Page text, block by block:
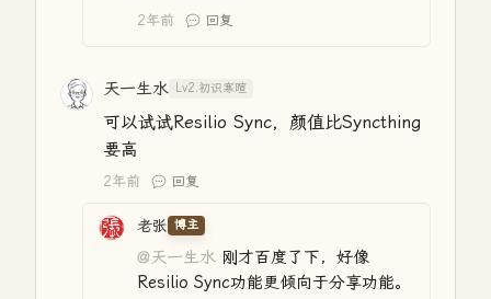
2年前 回复
天一生水 Lv2.初识寒暄
可以试试Resilio Sync，颜值比Syncthing
要高
2年前 回复
老张 博主
@天一生水 刚才百度了下，好像
Resilio Sync功能更倾向于分享功能。